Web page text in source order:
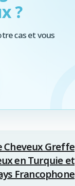
?
cas et vous
Cheveux Greffe
en Turquie et
Francophone